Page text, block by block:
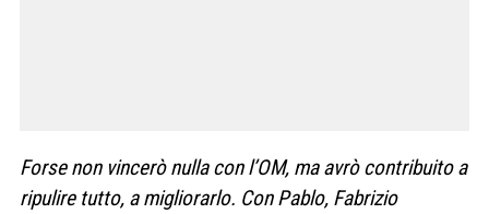
Forse non vincerò nulla con l’OM, ​​ma avrò contribuito a
ripulire tutto, a migliorarlo. Con Pablo, Fabrizio